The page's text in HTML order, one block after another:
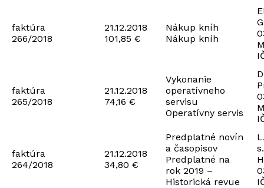
faktúra
266/2018
21.12.2018
101,85 €
Nákup kníh
Nákup kníh
faktúra
265/2018
21.12.2018
74,16 €
Vykonanie
operatívneho
servisu
Operatívny servis
faktúra
264/2018
21.12.2018
34,80 €
Predplatné novín
a časopisov
Predplatné na
rok 2019 –
Historická revue